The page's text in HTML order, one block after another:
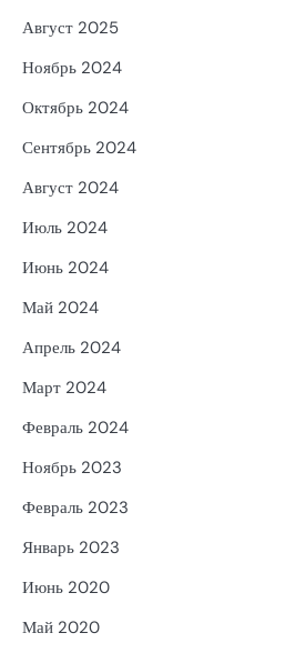
Август 2025
Ноябрь 2024
Октябрь 2024
Сентябрь 2024
Август 2024
Июль 2024
Июнь 2024
Май 2024
Апрель 2024
Март 2024
Февраль 2024
Ноябрь 2023
Февраль 2023
Январь 2023
Июнь 2020
Май 2020